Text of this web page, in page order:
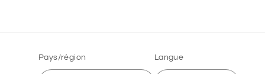
Pays/région Langue